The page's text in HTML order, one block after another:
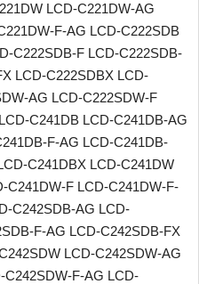
LCD-C221DW-AG
F-AG LCD-C222SDB
C222SDB-F LCD-C222SDB-
LCD-C222SDBX LCD-
AG LCD-C222SDW-F
C241DB LCD-C241DB-AG
F-AG LCD-C241DB-
C241DBX LCD-C241DW
C241DW-F LCD-C241DW-F-
C242SDB-AG LCD-
F-AG LCD-C242SDB-FX
LCD-C242SDW-AG
C242SDW-F-AG LCD-